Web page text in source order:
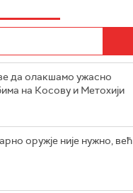
да олакшамо ужасно
на Косову и Метохији
оружје није нужно, већ